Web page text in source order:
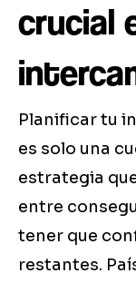
crucial
Planificar tu
es solo una
estrategia
entre
tener que
restantes.